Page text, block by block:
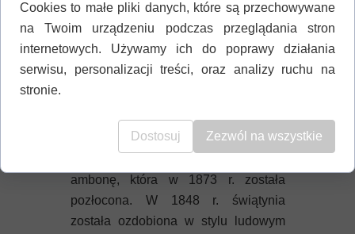
ówczesny opat klasztoru, podjął
decyzję o wybudowaniu całkowicie
od początku nowego, dużego
klasztoru. Mieszkańcy wyspy
września 1839 r. odbyła się uroczysta
inauguracja otwarcia nowej katedry.
ambonę, która w 1873 r. została
pozłocona. W 1848 r. świątynia
została ozdobiona w stylu ludowym
Cookies to małe pliki danych, które są przechowywane
na Twoim urządzeniu podczas przeglądania stron
internetowych. Używamy ich do poprawy działania
serwisu, personalizacji treści, oraz analizy ruchu na
stronie.
Dostosuj Zezwól na wszystkie